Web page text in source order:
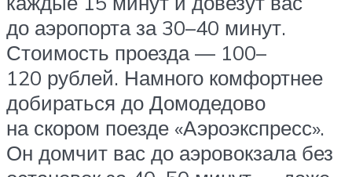
до аэропорта за 30–40 минут.
Стоимость проезда — 100–
120 рублей. Намного комфортнее
добираться до Домодедово
на скором поезде «Аэроэкспресс».
Он домчит вас до аэровокзала без